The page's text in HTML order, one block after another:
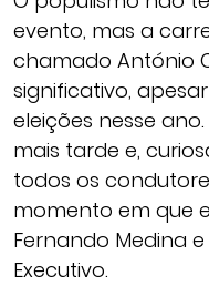
evento, mas a
chamado António
significativo,
eleições nesse
mais tarde e,
todos os
momento em que
Fernando Medina
Executivo.